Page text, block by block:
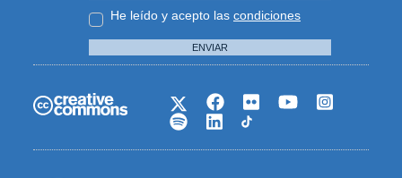
He leído y acepto las condiciones
ENVIAR